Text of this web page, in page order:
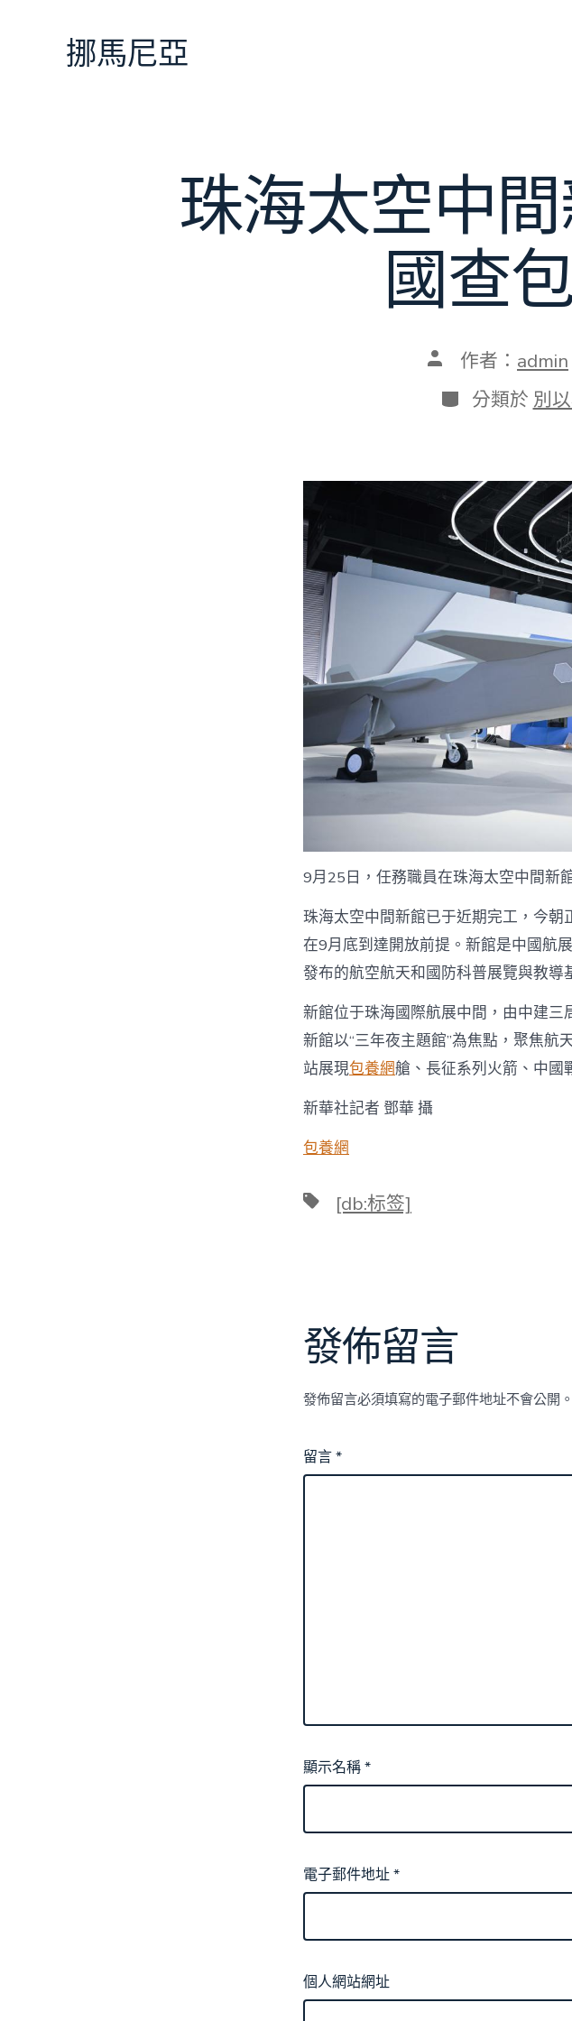
挪馬尼亞
珠海太空中
國查
文
作
者
作者： admin
分
類
分類於 別
9月25日，任務職員在珠海太空中間新
珠海太空中間新館已于近期完工，今朝
在9月底到達開放前提。新館是中國航
發布的航空航天和國防科普展覽與教導
新館位于珠海國際航展中間，由中建三
新館以“三年夜主題館”為焦點，聚焦航
站展現包養網艙、長征系列火箭、中國
新華社記者 鄧華 攝
包養網
標 [db:标签]
發佈留言
發佈留言必須填寫的電子郵件地址不會公開。
留言*
顯示名稱*
電子郵件地址*
個人網站網址